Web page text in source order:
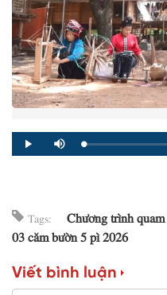
Play Mute Loaded:
0%
Progress:
0%
Tags:
Chương trình
03 căm bườn 5 pì 2026
Viết bình luận